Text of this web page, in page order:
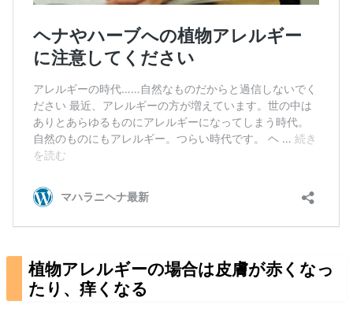
植物アレルギーの場合は皮膚が赤くなっ
たり、痒くなる